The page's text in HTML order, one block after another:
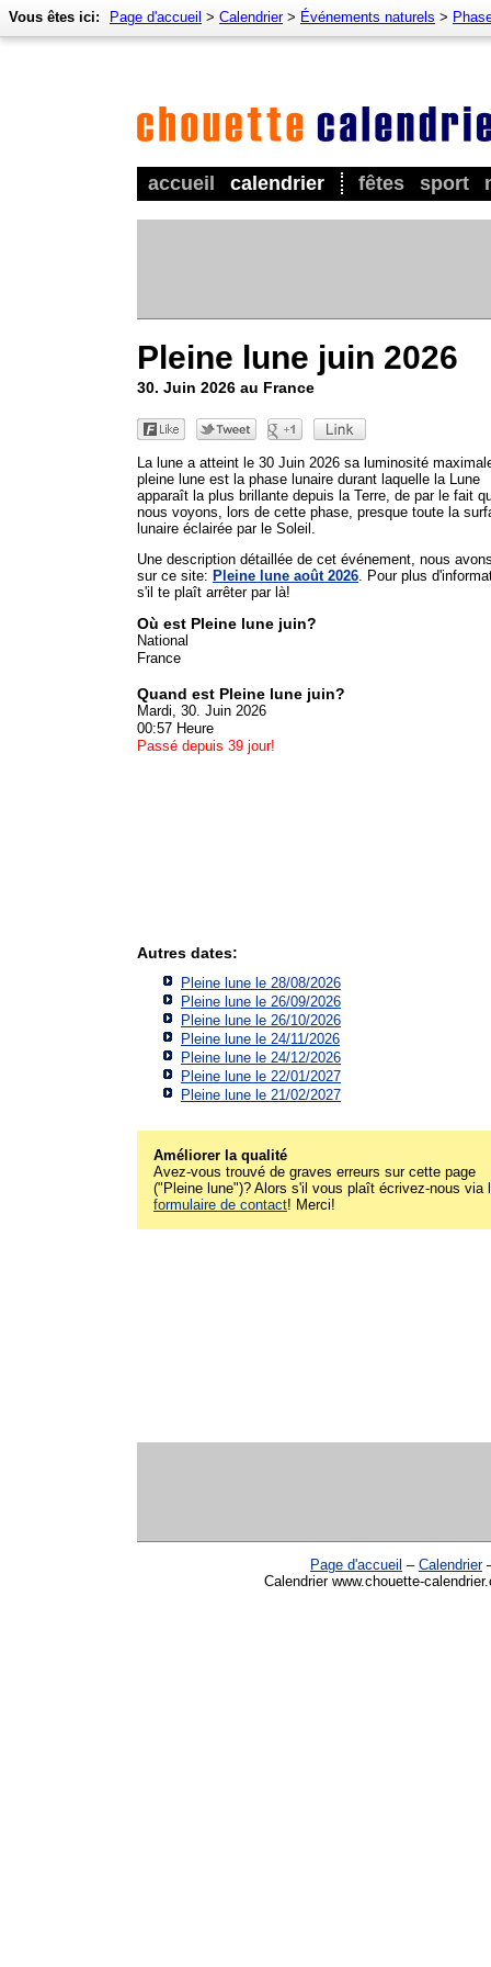
accueil calendrier fêtes sport
Vous êtes ici: Page d'accueil > Calendrier> Événements naturels >
Pleine lune juin 2026
30. Juin 2026 au France
La lune a atteint le 30 Juin 2026 sa luminosité
pleine lune est la phase lunaire durant laquelle la Lune
apparaît la plus brillante depuis la Terre, de par le fait
nous voyons, lors de cette phase, presque toute la
lunaire éclairée par le Soleil.
Une description détaillée de cet événement, nous
sur ce site: Pleine lune août 2026 . Pour plus
s'il te plaît arrêter par là!
Où est Pleine lune juin?
National
France
Quand est Pleine lune juin?
Mardi, 30. Juin 2026
00:57 Heure
Passé depuis 39 jour!
Autres dates:
Pleine lune le 28/08/2026
Pleine lune le 26/09/2026
Pleine lune le 26/10/2026
Pleine lune le 24/11/2026
Pleine lune le 24/12/2026
Pleine lune le 22/01/2027
Pleine lune le 21/02/2027
Améliorer la qualité
Avez-vous trouvé de graves erreurs sur cette page
("Pleine lune")? Alors s'il vous plaît écrivez-nous via
formulaire de contact! Merci!
Page d'accueil – Calendrier
Calendrier www.chouette-